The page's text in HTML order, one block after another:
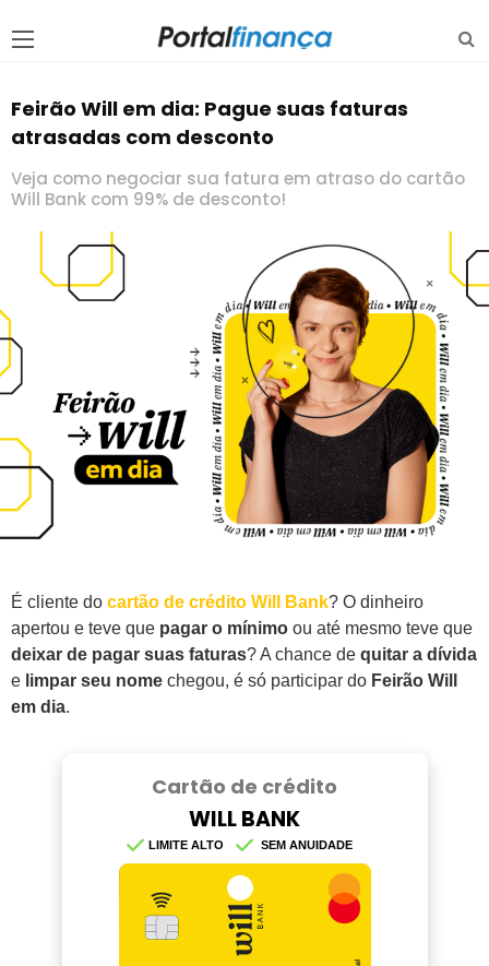
Feirão Will em dia: Pague suas faturas
atrasadas com desconto
Veja como negociar sua fatura em atraso do cartão
Will Bank com 99% de desconto!
É cliente do cartão de crédito Will Bank? O dinheiro
apertou e teve que pagar o mínimo ou até mesmo teve que
deixar de pagar suas faturas? A chance de quitar a dívida
e limpar seu nome chegou, é só participar do Feirão Will
em dia.
Cartão de crédito
WILL BANK
LIMITE ALTO SEM ANUIDADE